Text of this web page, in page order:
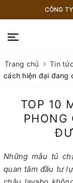
CÔNG
Trang chủ Tin tức
cách hiện đại đang
TOP 10
Những mẫu tủ
quan tâm đầu tư